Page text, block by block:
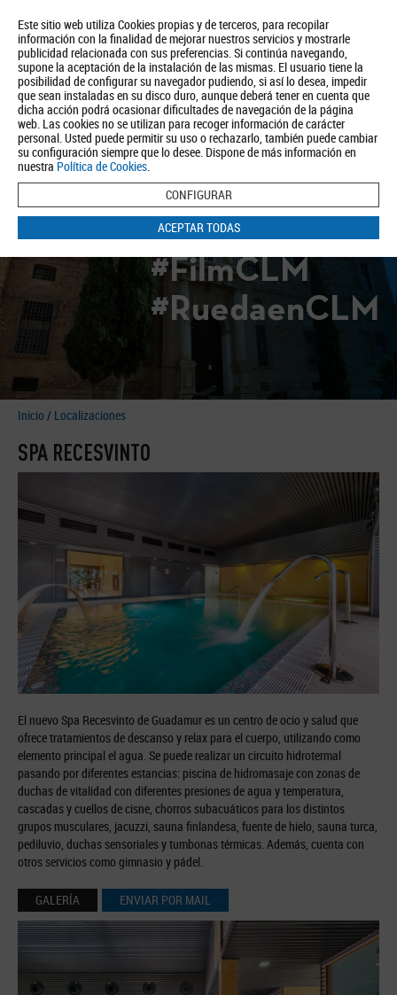
Este sitio web utiliza Cookies propias y de terceros, para recopilar
información con la finalidad de mejorar nuestros servicios y mostrarle
publicidad relacionada con sus preferencias. Si continúa navegando,
supone la aceptación de la instalación de las mismas. El usuario tiene la
posibilidad de configurar su navegador pudiendo, si así lo desea, impedir
que sean instaladas en su disco duro, aunque deberá tener en cuenta que
dicha acción podrá ocasionar dificultades de navegación de la página
web. Las cookies no se utilizan para recoger información de carácter
personal. Usted puede permitir su uso o rechazarlo, también puede cambiar
su configuración siempre que lo desee. Dispone de más información en
nuestra Política de Cookies.
CONFIGURAR
ACEPTAR TODAS
Quiénes somos Turismo Política de Privacidad Aviso Legal
Política de Cookies
BUSCAR
#FilmCLM
#RuedaenCLM
Inicio / Localizaciones
SPA RECESVINTO
El nuevo Spa Recesvinto de Guadamur es un centro de ocio y salud que
ofrece tratamientos de descanso y relax para el cuerpo, utilizando como
elemento principal el agua. Se puede realizar un circuito hidrotermal
pasando por diferentes estancias: piscina de hidromasaje con zonas de
duchas de vitalidad con diferentes presiones de agua y temperatura,
cascadas y cuellos de cisne, chorros subacuáticos para los distintos
grupos musculares, jacuzzi, sauna finlandesa, fuente de hielo, sauna turca,
pediluvio, duchas sensoriales y tumbonas térmicas. Además, cuenta con
otros servicios como gimnasio y pádel.
GALERÍA ENVIAR POR MAIL